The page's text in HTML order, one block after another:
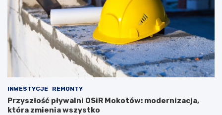
INWESTYCJE REMONTY
Przyszłość pływalni OSiR Mokotów: modernizacja,
która zmienia wszystko